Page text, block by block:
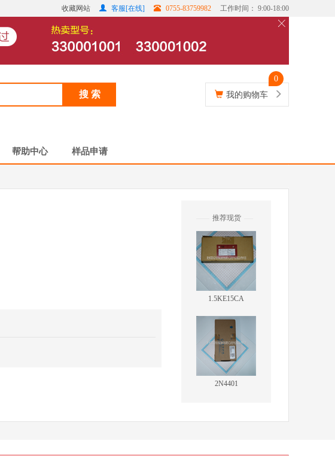
收藏网站 客服[在线] 0755-83759982 工作时间： 9:00-18:00
搜 索
0
我的购物车
帮助中心 样品申请
推荐现货
1.5KE15CA
2N4401